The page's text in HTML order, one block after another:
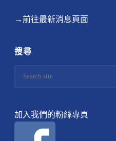
→前往最新消息頁面
搜尋
加入我們的粉絲專頁